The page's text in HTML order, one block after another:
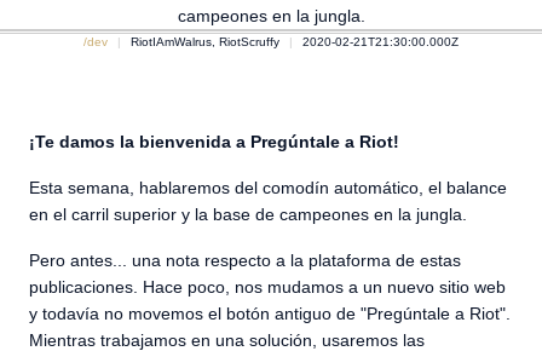
campeones en la jungla.
/dev RiotIAmWalrus, RiotScruffy 2020-02-21T21:30:00.000Z
¡Te damos la bienvenida a Pregúntale a Riot!
Esta semana, hablaremos del comodín automático, el balance
en el carril superior y la base de campeones en la jungla.
Pero antes... una nota respecto a la plataforma de estas
publicaciones. Hace poco, nos mudamos a un nuevo sitio web
y todavía no movemos el botón antiguo de "Pregúntale a Riot".
Mientras trabajamos en una solución, usaremos las